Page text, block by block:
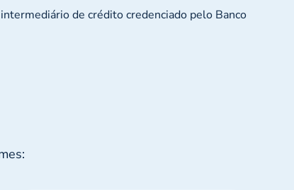
de crédito credenciado pelo Banco